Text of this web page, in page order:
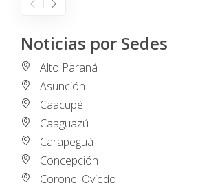
Noticias por Sedes
Alto Paraná
Asunción
Caacupé
Caaguazú
Carapeguá
Concepción
Coronel Oviedo